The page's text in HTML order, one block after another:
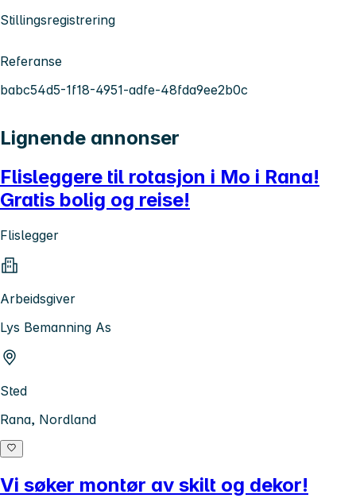
Stillingsregistrering
Referanse
babc54d5-1f18-4951-adfe-48fda9ee2b0c
Lignende annonser
Flisleggere til rotasjon i Mo i Rana!
Gratis bolig og reise!
Flislegger
Arbeidsgiver
Lys Bemanning As
Sted
Rana, Nordland
Vi søker montør av skilt og dekor!